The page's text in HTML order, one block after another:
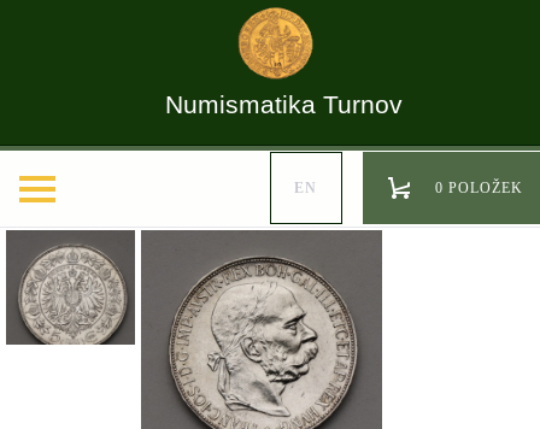
Numismatika Turnov
EN 0 POLOŽEK